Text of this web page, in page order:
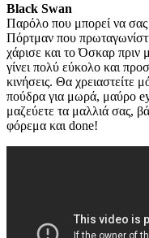
Black Swan
Παρόλο που μπορεί να σας
Πόρτμαν που
χάρισε και το Όσκαρ πριν
γίνει πολύ εύκολο και
κινήσεις. Θα χρειαστείτε
πούδρα για μωρά, μαύρο
μαζεύετε τα μαλλιά σας,
φόρεμα και done!